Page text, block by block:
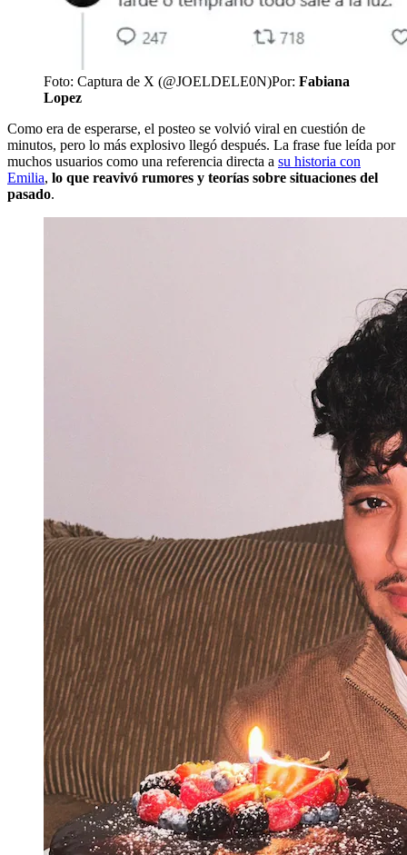
Foto: Captura de X (@JOELDELE0N)Por: Fabiana
Lopez
Como era de esperarse, el posteo se volvió viral en cuestión de
minutos, pero lo más explosivo llegó después. La frase fue leída por
muchos usuarios como una referencia directa a su historia con
Emilia, lo que reavivó rumores y teorías sobre situaciones del
pasado.